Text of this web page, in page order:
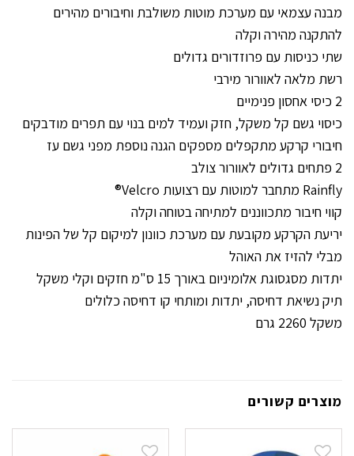
מבנה עצמאי עם מערכת מוטות משולבת וחיבורים מהירים
להתקנה מהירה וקלה
שתי כניסות עם פרוזדורים גדולים
רשת מלאה לאוורור מירבי
2 כיסי אחסון פנימיים
כיסוי גשם קל משקל, חזק ועמיד למים בנוי עם תפרים מודבקים
חיבורי קרקע מתקפלים מספקים הגנה נוספת מפני גשם עז
2 פתחים גדולים לאוורור צולב
Rainfly מתחבר למוטות עם רצועות Velcro®
קווי חיבור מתכווננים למתיחה בטוחה וקלה
יריעת הקרקע מקובעת עם מערכת כוונון למיקום קל של הפינות
מבלי להזיז את האוהל
יתדות מסגסוגת אלומיניום באורך 15 ס"מ חזקים וקלי משקל
תיק נשיאת דחיסה, יתדות ומותחי קו דחיסה כלולים
משקל 2260 גרם
מוצרים קשורים